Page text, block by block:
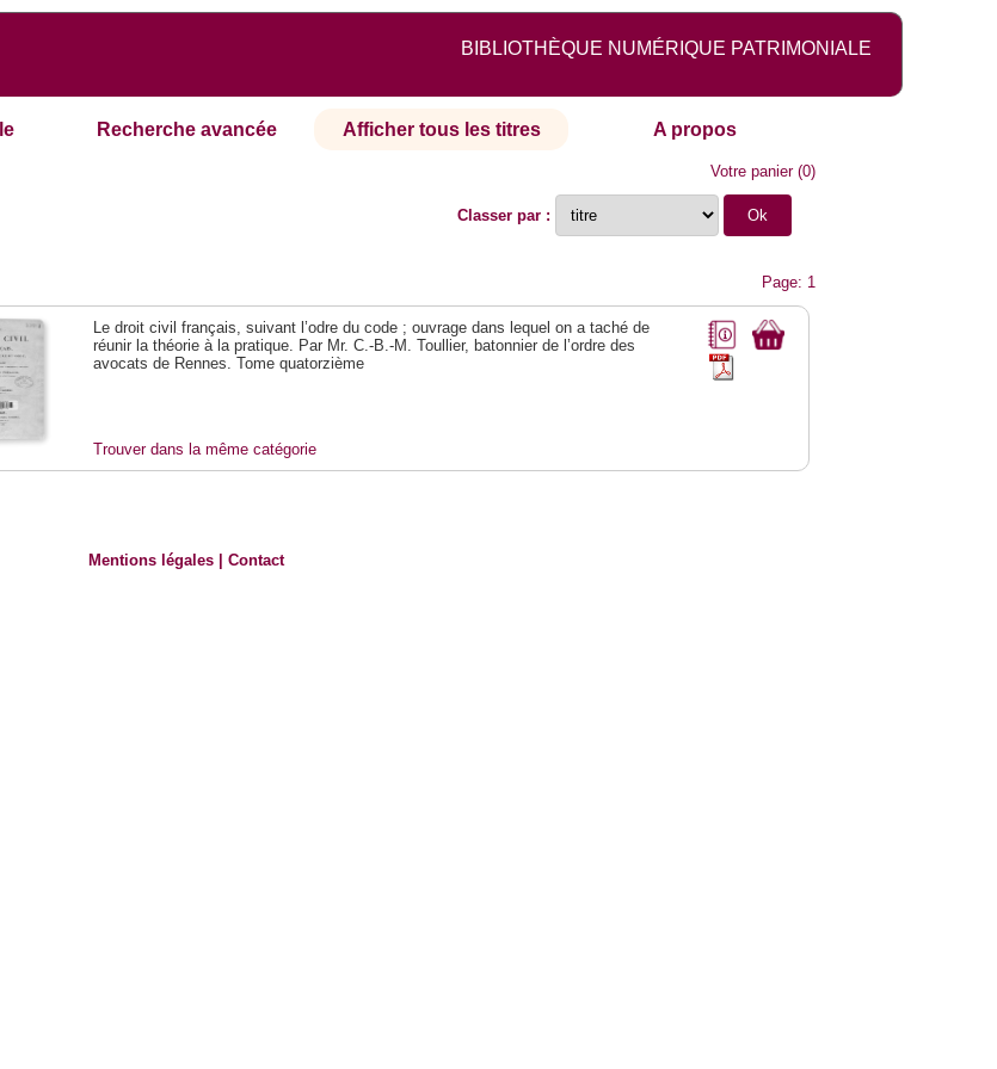
BIBLIOTHÈQUE NUMÉRIQUE PATRIMONIALE
Recherche avancée Afficher tous les titres A propos
Votre panier(0)
Classer par :
Page: 1
Le droit civil français, suivant l’odre du code ; ouvrage dans lequel on a taché de
réunir la théorie à la pratique. Par Mr. C.-B.-M. Toullier, batonnier de l’ordre des
avocats de Rennes. Tome quatorzième
Trouver dans la même catégorie
Mentions légales |Contact